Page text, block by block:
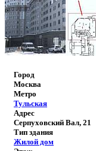
Город
Москва
Метро
Тульская
Адрес
Серпуховский Вал, 21
Тип здания
Жилой дом